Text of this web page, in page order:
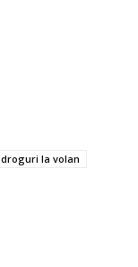
droguri la volan